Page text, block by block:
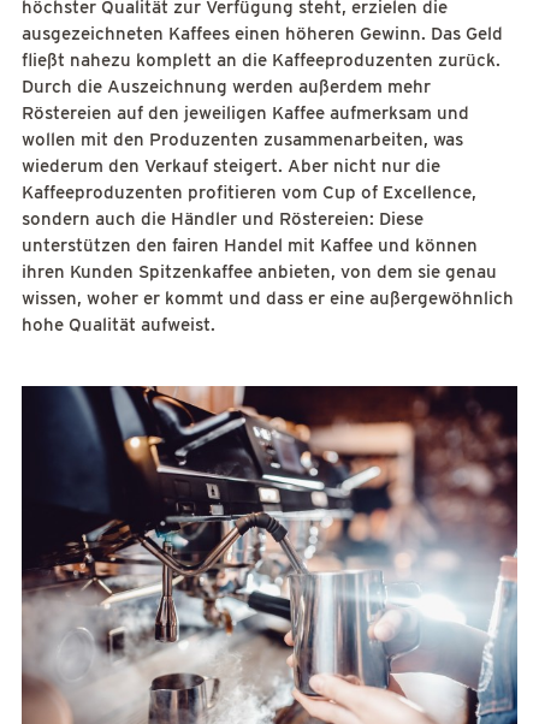
höchster Qualität zur Verfügung steht, erzielen die
ausgezeichneten Kaffees einen höheren Gewinn. Das Geld
fließt nahezu komplett an die Kaffeeproduzenten zurück.
Durch die Auszeichnung werden außerdem mehr
Röstereien auf den jeweiligen Kaffee aufmerksam und
wollen mit den Produzenten zusammenarbeiten, was
wiederum den Verkauf steigert. Aber nicht nur die
Kaffeeproduzenten profitieren vom Cup of Excellence,
sondern auch die Händler und Röstereien: Diese
unterstützen den fairen Handel mit Kaffee und können
ihren Kunden Spitzenkaffee anbieten, von dem sie genau
wissen, woher er kommt und dass er eine außergewöhnlich
hohe Qualität aufweist.